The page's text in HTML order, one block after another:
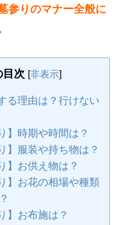
参りのマナー全般に
目次 [非表示]
る理由は？行けない
】時期や時間は？
】服装や持ち物は？
】お供え物は？
】お花の相場や種類
】お布施は？